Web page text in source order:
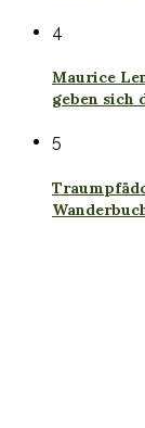
4
Maurice
geben sich
5